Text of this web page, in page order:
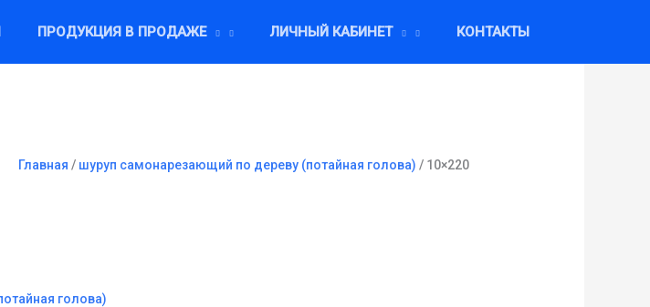
ПРОДУКЦИЯ В ПРОДАЖЕ ЛИЧНЫЙ КАБИНЕТ КОНТАКТЫ
Главная / шуруп самонарезающий по дереву (потайная голова) / 10×220
голова)